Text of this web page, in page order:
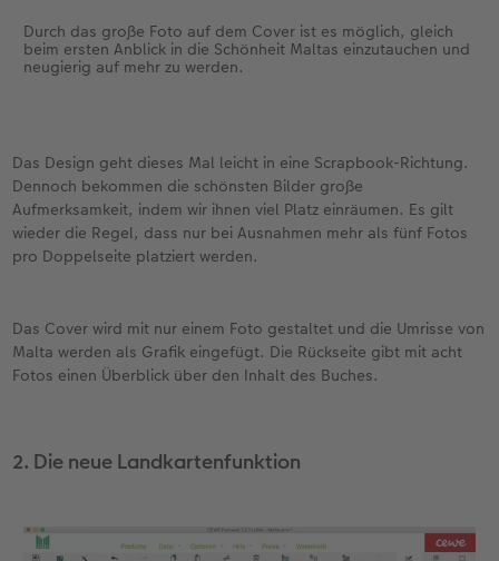
Durch das große Foto auf dem Cover ist es möglich, gleich
beim ersten Anblick in die Schönheit Maltas einzutauchen und
neugierig auf mehr zu werden.
Das Design geht dieses Mal leicht in eine Scrapbook-Richtung.
Dennoch bekommen die schönsten Bilder große
Aufmerksamkeit, indem wir ihnen viel Platz einräumen. Es gilt
wieder die Regel, dass nur bei Ausnahmen mehr als fünf Fotos
pro Doppelseite platziert werden.
Das Cover wird mit nur einem Foto gestaltet und die Umrisse von
Malta werden als Grafik eingefügt. Die Rückseite gibt mit acht
Fotos einen Überblick über den Inhalt des Buches.
2. Die neue Landkartenfunktion